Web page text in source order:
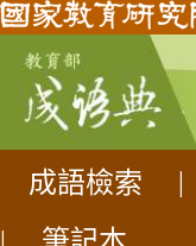
成語檢索